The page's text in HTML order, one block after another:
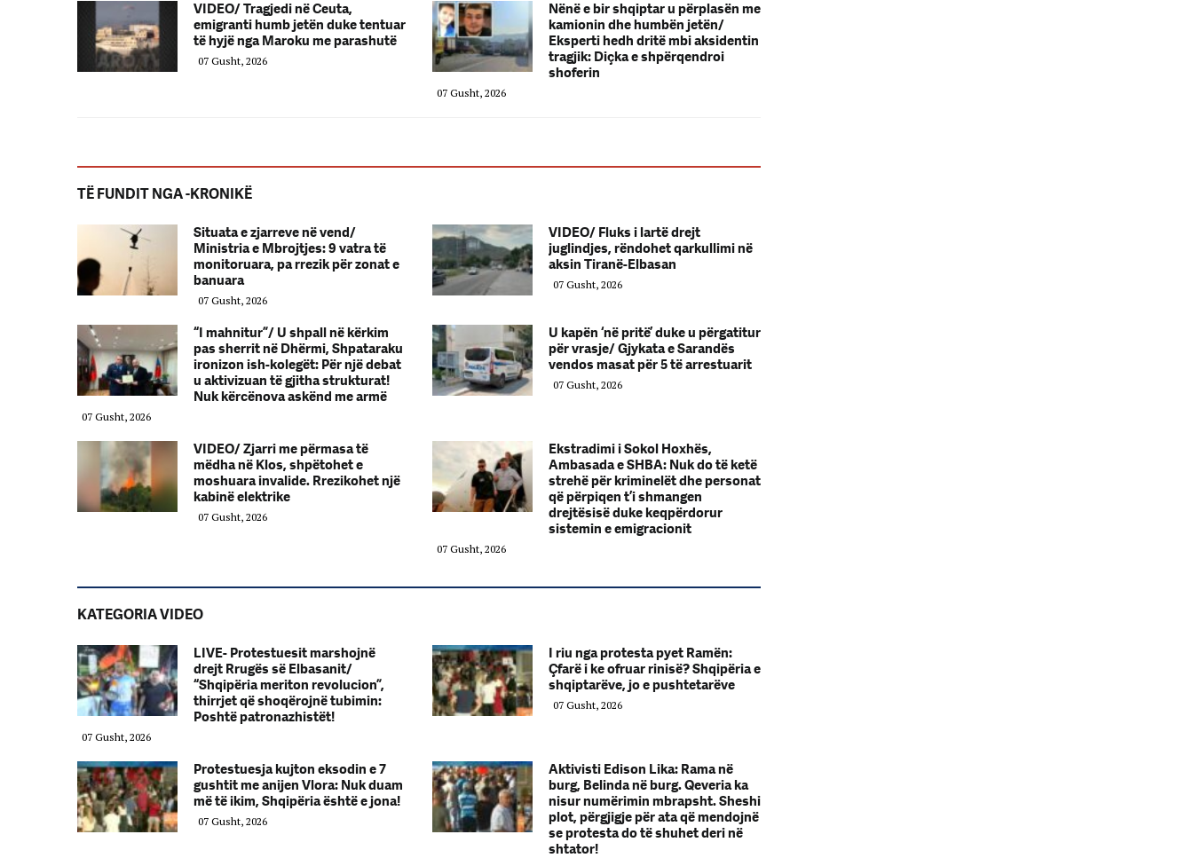
VIDEO/ Tragjedi në Ceuta,
emigranti humb jetën duke tentuar
të hyjë nga Maroku me parashutë
07 Gusht, 2026
Nënë e bir shqiptar u përplasën me
kamionin dhe humbën jetën/
Eksperti hedh dritë mbi aksidentin
tragjik: Diçka e shpërqendroi
shoferin
07 Gusht, 2026
TË FUNDIT NGA -KRONIKË
Situata e zjarreve në vend/
Ministria e Mbrojtjes: 9 vatra të
monitoruara, pa rrezik për zonat e
banuara
07 Gusht, 2026
VIDEO/ Fluks i lartë drejt
juglindjes, rëndohet qarkullimi në
aksin Tiranë-Elbasan
07 Gusht, 2026
“I mahnitur”/ U shpall në kërkim
pas sherrit në Dhërmi, Shpataraku
ironizon ish-kolegët: Për një debat
u aktivizuan të gjitha strukturat!
Nuk kërcënova askënd me armë
07 Gusht, 2026
U kapën ‘në pritë’ duke u përgatitur
për vrasje/ Gjykata e Sarandës
vendos masat për 5 të arrestuarit
07 Gusht, 2026
VIDEO/ Zjarri me përmasa të
mëdha në Klos, shpëtohet e
moshuara invalide. Rrezikohet një
kabinë elektrike
07 Gusht, 2026
Ekstradimi i Sokol Hoxhës,
Ambasada e SHBA: Nuk do të ketë
strehë për kriminelët dhe personat
që përpiqen t’i shmangen
drejtësisë duke keqpërdorur
sistemin e emigracionit
07 Gusht, 2026
KATEGORIA VIDEO
LIVE- Protestuesit marshojnë
drejt Rrugës së Elbasanit/
“Shqipëria meriton revolucion”,
thirrjet që shoqërojnë tubimin:
Poshtë patronazhistët!
07 Gusht, 2026
I riu nga protesta pyet Ramën:
Çfarë i ke ofruar rinisë? Shqipëria e
shqiptarëve, jo e pushtetarëve
07 Gusht, 2026
Protestuesja kujton eksodin e 7
gushtit me anijen Vlora: Nuk duam
më të ikim, Shqipëria është e jona!
07 Gusht, 2026
Aktivisti Edison Lika: Rama në
burg, Belinda në burg. Qeveria ka
nisur numërimin mbrapsht. Sheshi
plot, përgjigje për ata që mendojnë
se protesta do të shuhet deri në
shtator!